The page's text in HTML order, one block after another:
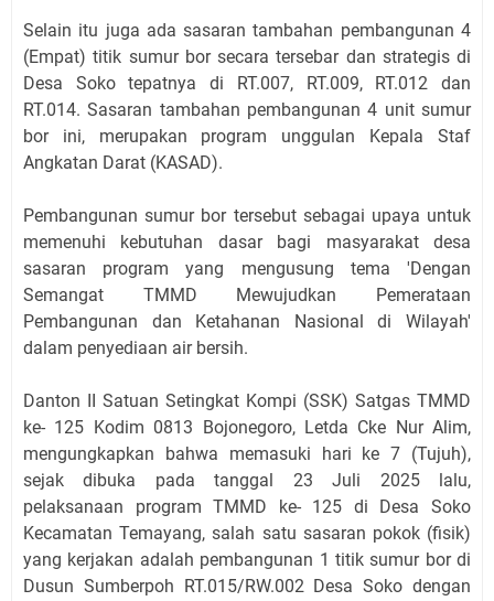
Selain itu juga ada sasaran tambahan pembangunan 4
(Empat) titik sumur bor secara tersebar dan strategis di
Desa Soko tepatnya di RT.007, RT.009, RT.012 dan
RT.014. Sasaran tambahan pembangunan 4 unit sumur
bor ini, merupakan program unggulan Kepala Staf
Angkatan Darat (KASAD).
Pembangunan sumur bor tersebut sebagai upaya untuk
memenuhi kebutuhan dasar bagi masyarakat desa
sasaran program yang mengusung tema 'Dengan
Semangat TMMD Mewujudkan Pemerataan
Pembangunan dan Ketahanan Nasional di Wilayah'
dalam penyediaan air bersih.
Danton II Satuan Setingkat Kompi (SSK) Satgas TMMD
ke- 125 Kodim 0813 Bojonegoro, Letda Cke Nur Alim,
mengungkapkan bahwa memasuki hari ke 7 (Tujuh),
sejak dibuka pada tanggal 23 Juli 2025 lalu,
pelaksanaan program TMMD ke- 125 di Desa Soko
Kecamatan Temayang, salah satu sasaran pokok (fisik)
yang kerjakan adalah pembangunan 1 titik sumur bor di
Dusun Sumberpoh RT.015/RW.002 Desa Soko dengan